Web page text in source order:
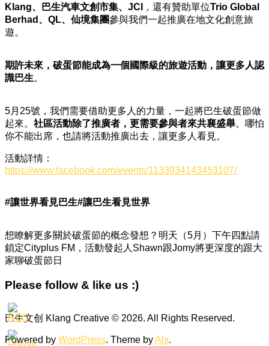
Klang、巴生汽車文創市集、JCI ，還有贊助單位Trio Global
Berhad、QL、仙境集團參與我們一起推廣在地文化創意旅
遊。
期許未來，破蛋節能成為一個國際級的旅遊活動，讓更多人認
識巴生。
5月25號，我們需要借助更多人的力量，一起將巴生破蛋節做
起來。 社區活動除了推廣者，更需要參與者來共襄盛舉。哪怕
你不能出席，也請將活動推廣出去，讓更多人看見。
活動詳情：
https://www.facebook.com/events/1133934143453107/
#讓世界看見巴生#讓巴生看見世界
想瞭解更多關於破蛋節的概念發想？明天（5月）下午四點請
鎖定Cityplus FM，活動發起人Shawn跟Jomy將更深度的跟大
家聊破蛋節日
Please follow & like us :)
巴生文创 Klang Creative © 2026. All Rights Reserved.
Powered by WordPress. Theme byAlx.